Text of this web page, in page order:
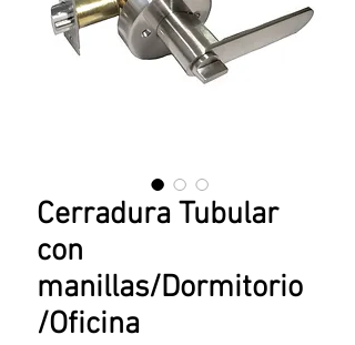
Cerradura Tubular
con
manillas/Dormitorio
/Oficina